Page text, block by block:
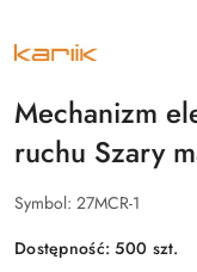
NAZWA
PRODUCENTA:
Mechanizm
ruchu Szary
Symbol: 27MCR-1
Dostępność:500 szt.